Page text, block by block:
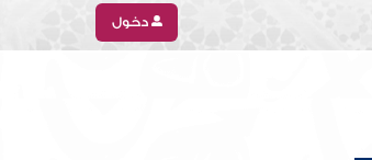
دخول